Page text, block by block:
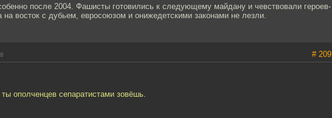
после 2004. Фашисты готовились к следующему майдану и чевствовали героев-
на восток с дубьем, евросоюзом и онижедетскими законами не лезли.
# 209
ополченцев сепаратистами зовёшь.